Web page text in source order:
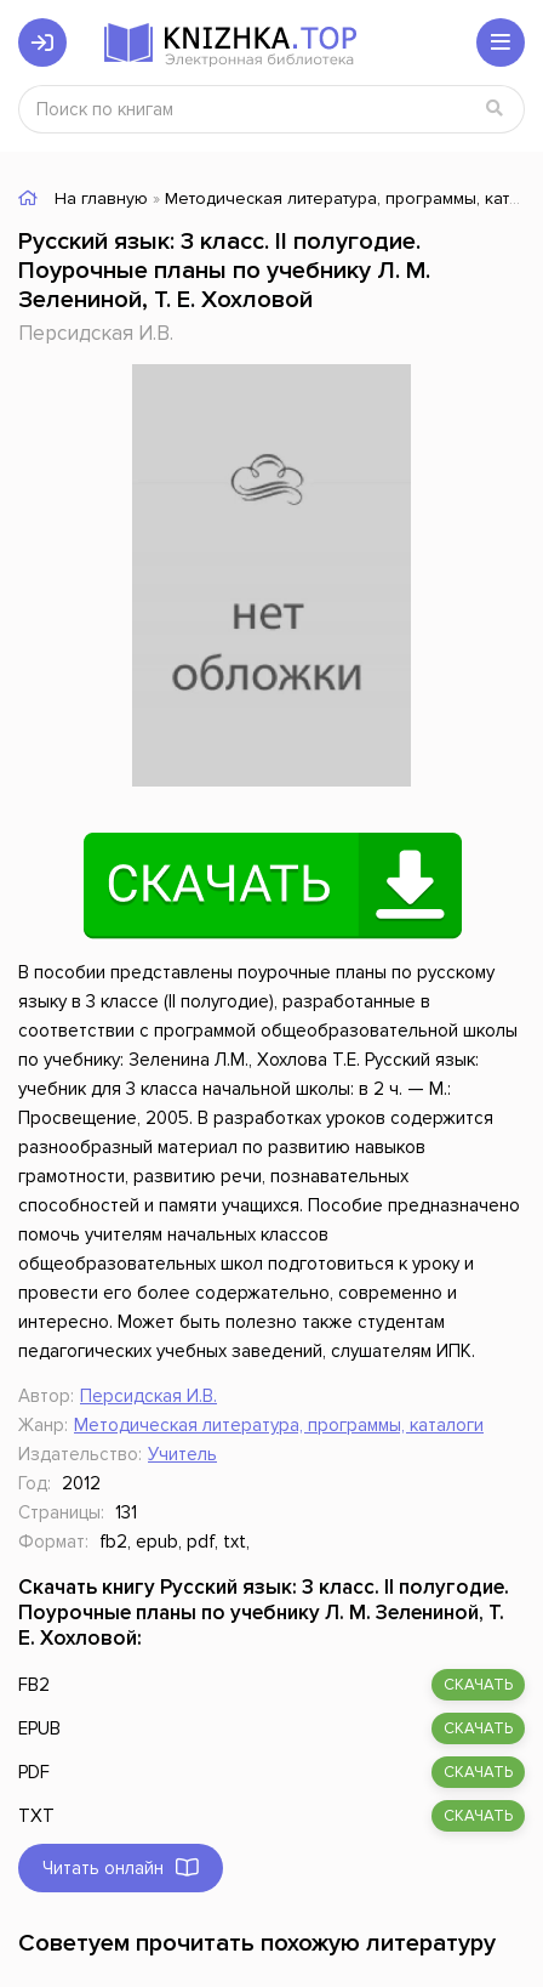
На главную » Методическая литература, программы, каталоги
Русский язык: 3 класс. II полугодие.
Поурочные планы по учебнику Л. М.
Зелениной, Т. Е. Хохловой
Персидская И.В.
В пособии представлены поурочные планы по русскому
языку в 3 классе (II полугодие), разработанные в
соответствии с программой общеобразовательной школы
по учебнику: Зеленина Л.М., Хохлова Т.Е. Русский язык:
учебник для 3 класса начальной школы: в 2 ч. — М.:
Просвещение, 2005. В разработках уроков содержится
разнообразный материал по развитию навыков
грамотности, развитию речи, познавательных
способностей и памяти учащихся. Пособие предназначено
помочь учителям начальных классов
общеобразовательных школ подготовиться к уроку и
провести его более содержательно, современно и
интересно. Может быть полезно также студентам
педагогических учебных заведений, слушателям ИПК.
Автор: Персидская И.В.
Жанр: Методическая литература, программы, каталоги
Издательство: Учитель
Год:
2012
Страницы: 131
Формат:
fb2, epub, pdf, txt,
Скачать книгу Русский язык: 3 класс. II полугодие.
Поурочные планы по учебнику Л. М. Зелениной, Т.
Е. Хохловой:
FB2 СКАЧАТЬ
EPUB СКАЧАТЬ
PDF СКАЧАТЬ
TXT СКАЧАТЬ
Читать онлайн
Советуем прочитать похожую литературу